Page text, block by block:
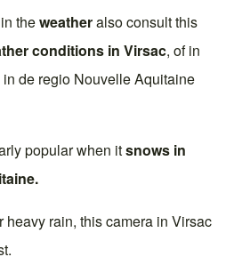
theweatheralso consult this
conditions in Virsac, of in
de regio Nouvelle Aquitaine
popular when itsnows in
.
heavy rain, this camera in Virsac